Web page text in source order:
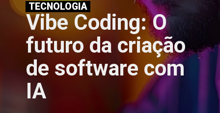
TECNOLOGIA
Vibe Coding: O
futuro da criação
de software com
IA